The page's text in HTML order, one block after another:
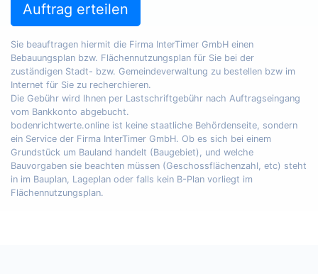
Auftrag erteilen
Sie beauftragen hiermit die Firma InterTimer GmbH einen
Bebauungsplan bzw. Flächennutzungsplan für Sie bei der
zuständigen Stadt- bzw. Gemeindeverwaltung zu bestellen bzw im
Internet für Sie zu recherchieren.
Die Gebühr wird Ihnen per Lastschriftgebühr nach Auftragseingang
vom Bankkonto abgebucht.
bodenrichtwerte.online ist keine staatliche Behördenseite, sondern
ein Service der Firma InterTimer GmbH. Ob es sich bei einem
Grundstück um Bauland handelt (Baugebiet), und welche
Bauvorgaben sie beachten müssen (Geschossflächenzahl, etc) steht
in im Bauplan, Lageplan oder falls kein B-Plan vorliegt im
Flächennutzungsplan.